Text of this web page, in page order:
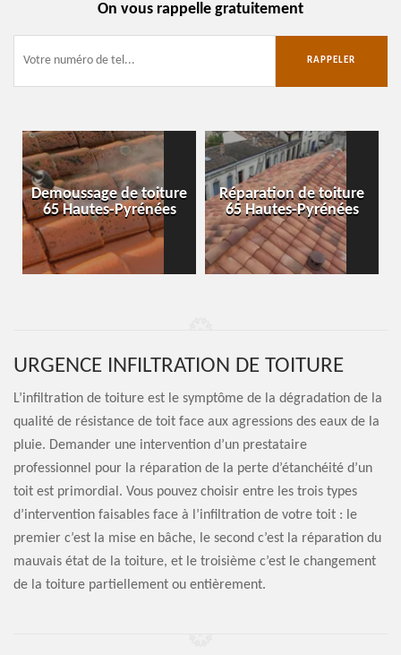
On vous rappelle gratuitement
Demoussage de toiture
65 Hautes-Pyrénées
Réparation de toiture
65 Hautes-Pyrénées
URGENCE INFILTRATION DE TOITURE
L’infiltration de toiture est le symptôme de la dégradation de la
qualité de résistance de toit face aux agressions des eaux de la
pluie. Demander une intervention d’un prestataire
professionnel pour la réparation de la perte d’étanchéité d’un
toit est primordial. Vous pouvez choisir entre les trois types
d’intervention faisables face à l’infiltration de votre toit : le
premier c’est la mise en bâche, le second c’est la réparation du
mauvais état de la toiture, et le troisième c’est le changement
de la toiture partiellement ou entièrement.